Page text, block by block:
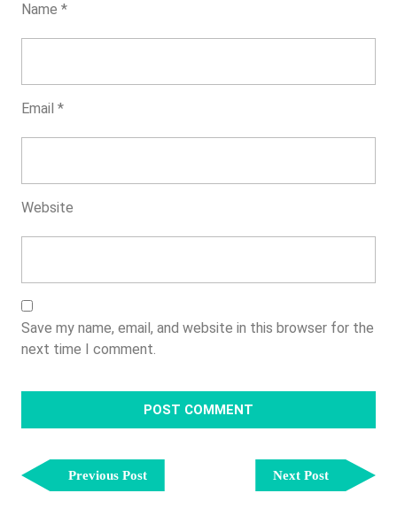
Name *
Email *
Website
Save my name, email, and website in this browser for the
next time I comment.
Post
Navigation
Previous PostPrevious
Post
Next Post
Next
Post